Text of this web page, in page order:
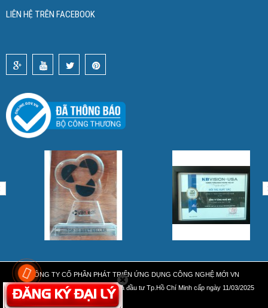
LIÊN HỆ TRÊN FACEBOOK
CÔNG TY CỔ PHẦN PHÁT TRIỂN ỨNG DỤNG CÔNG NGHỆ MỚI VN
MST 0318867669 do Sở Kế Hoạch và đầu tư Tp.Hồ Chí Minh cấp ngày 11/03/2025